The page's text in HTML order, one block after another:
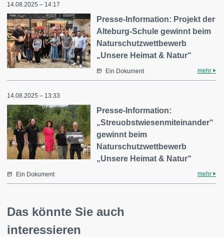
14.08.2025 – 14:17
Presse-Information: Projekt der
Alteburg-Schule gewinnt beim
Naturschutzwettbewerb
„Unsere Heimat & Natur“
Ein Dokument mehr
14.08.2025 – 13:33
Presse-Information:
„Streuobstwiesenmiteinander“
gewinnt beim
Naturschutzwettbewerb
„Unsere Heimat & Natur“
Ein Dokument mehr
Das könnte Sie auch
interessieren